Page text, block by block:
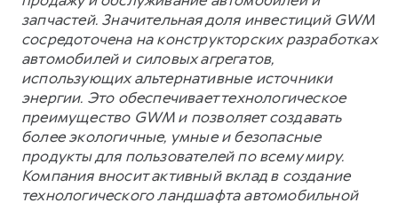
запчастей. Значительная доля инвестиций GWM
сосредоточена на конструкторских разработках
автомобилей и силовых агрегатов,
использующих альтернативные источники
энергии. Это обеспечивает технологическое
преимущество GWM и позволяет создавать
более экологичные, умные и безопасные
продукты для пользователей по всему миру.
Компания вносит активный вклад в создание
технологического ландшафта автомобильной